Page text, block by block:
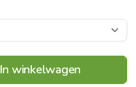
In winkelwagen